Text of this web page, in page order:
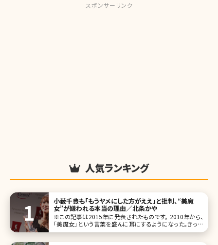
スポンサーリンク
人気ランキング
小藪千豊も「もうヤメにした方がええ」と批判、“美魔
女”が嫌われる本当の理由／北条かや
※この記事は2015年に発表されたものです。 2010年から、
「美魔女」という言葉を盛んに耳にするようになった。きっか
けは光文社の美容系ファッション誌『美STORY』（現在は『美